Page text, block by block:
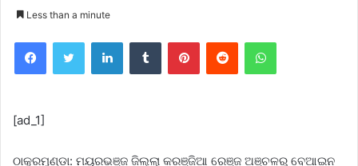
Less than a minute
FacebookTwitter LinkedInTumblr PinterestReddit WhatsApp
[ad_1]
ଠାକୁରମୁଣ୍ଡା: ମୟୂରଭଞ୍ଜ ଜିଲ୍ଲା କରଞ୍ଜିଆ ରେଞ୍ଜ ଅଞ୍ଚଳରୁ ବେଆଇନ